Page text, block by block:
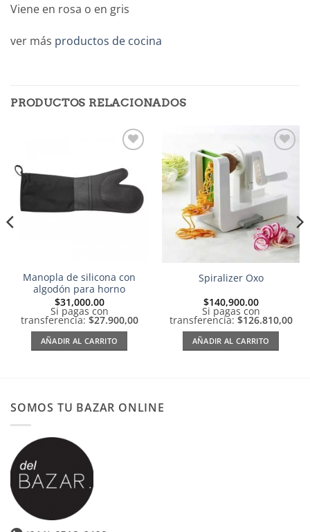
Viene en rosa o en gris
ver más productos de cocina
PRODUCTOS RELACIONADOS
a la
lista de
deseos
Manopla de silicona con
algodón para horno
$31,000.00
Si pagas con
transferencia: $27.900,00
AÑADIR AL CARRITO
a la
lista de
Spiralizer Oxo
$140,900.00
Si pagas con
transferencia: $126.810,00
AÑADIR AL CARRITO
SOMOS TU BAZAR ONLINE